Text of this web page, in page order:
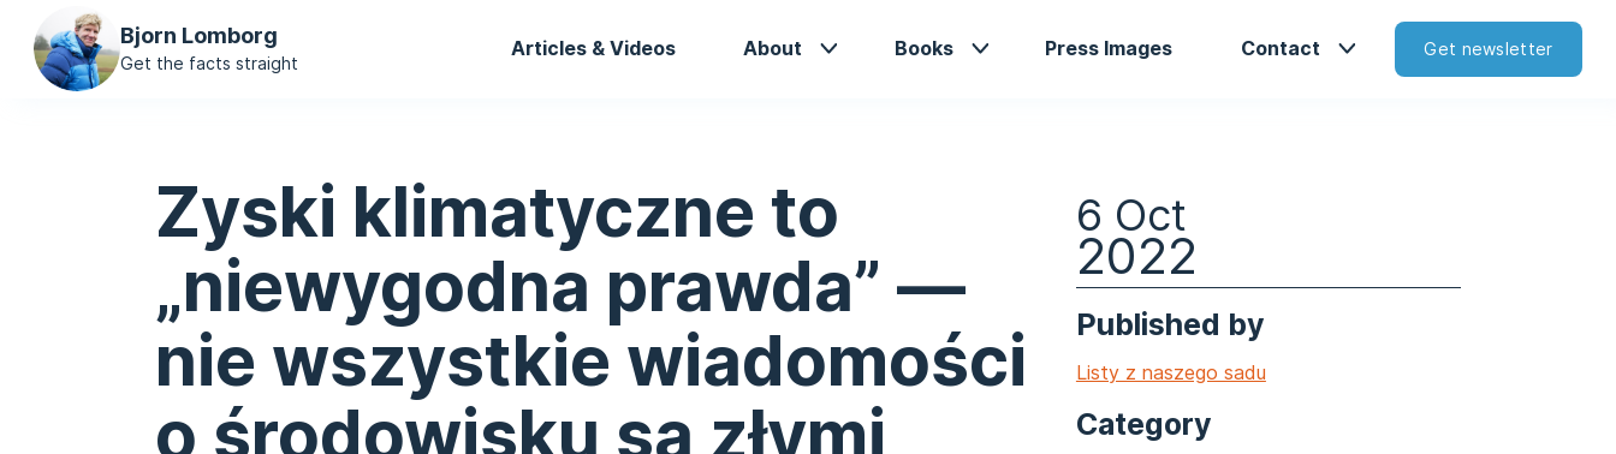
Bjorn Lomborg
Get the facts straight
Main
Articles & Videos About Books Press Images Contact Get newsletter
Zyski klimatyczne to
„niewygodna prawda” —
nie wszystkie wiadomości
o środowisku są złymi
6 Oct
2022
Published by
Listy z naszego sadu
Category